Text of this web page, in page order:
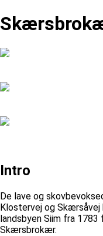
Intro
De lave og
Klostervej og
landsbyen Siim fra 1783
Skærsbrokær.